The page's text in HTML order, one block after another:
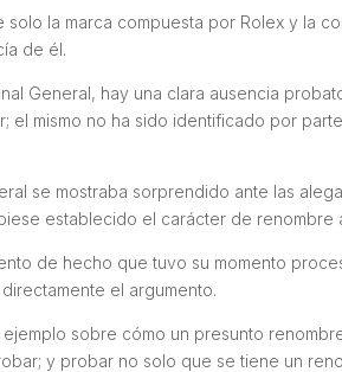
la marca compuesta por Rolex y la
de él.
General, hay una clara ausencia
el mismo no ha sido identificado por
se mostraba sorprendido ante las
establecido el carácter de renombre
de hecho que tuvo su momento
el argumento.
sobre cómo un presunto
y probar no solo que se tiene un